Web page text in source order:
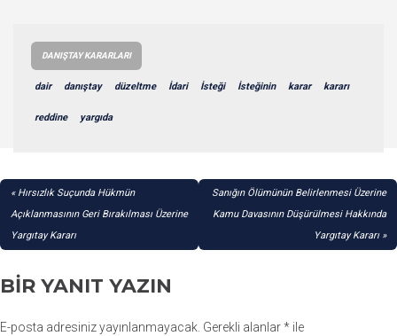
DANIŞTAY KARARLARI
dair danıştay düzeltme İdari İsteği İsteğinin karar kararı
reddine yargıda
YAZI
GEZINMESI
Hırsızlık Suçunda Hükmün
Açıklanmasının Geri Bırakılması Üzerine
Yargıtay Kararı
Sanığın Ölümünün Belirlenmesi Üzerine
Kamu Davasının Düşürülmesi Hakkında
Yargıtay Kararı
BIR YANIT YAZIN
E-posta adresiniz yayınlanmayacak. Gerekli alanlar* ile